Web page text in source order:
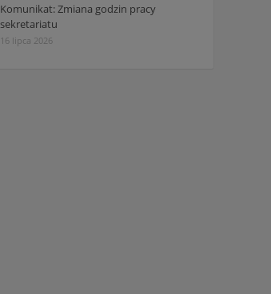
Komunikat: Zmiana godzin pracy
sekretariatu
16 lipca 2026